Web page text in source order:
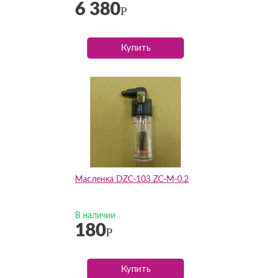
6 380Р
Купить
Масленка DZC-103 ZC-M-0.2
В наличии
180Р
Купить